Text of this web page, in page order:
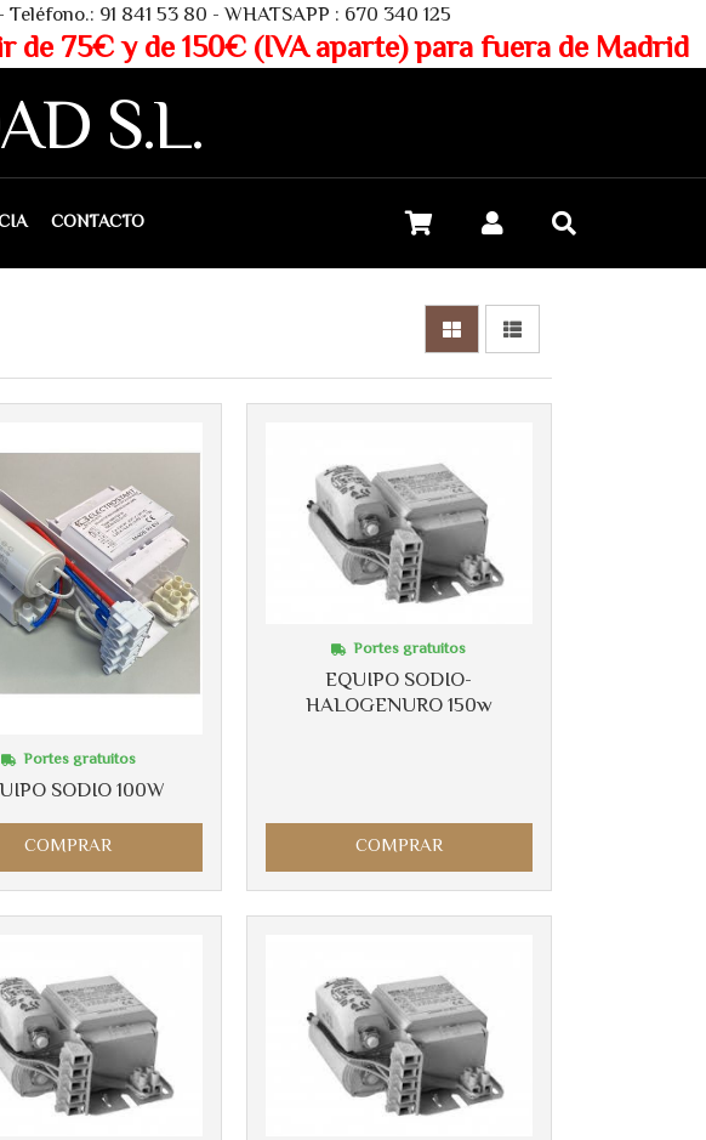
WHATSAPP : 670 340 125
(IVA aparte) para fuera de Madrid
S.L.
CONTACTO
SODIO 100W
Portes gratuitos
COMPRAR
EQUIPO SODIO-
HALOGENURO 150w
Portes gratuitos
COMPRAR